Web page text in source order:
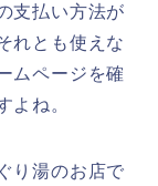
支払い方法が
れとも使えな
ムページを確
よね。
り湯のお店で